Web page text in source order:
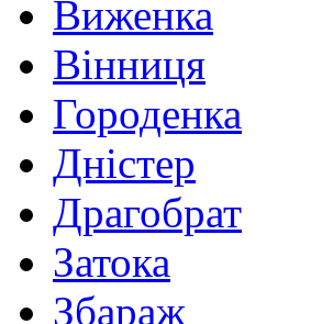
Виженка
Вінниця
Городенка
Дністер
Драгобрат
Затока
Збараж